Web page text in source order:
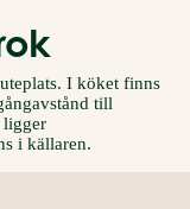
I köket finns
till
ligger
i källaren.